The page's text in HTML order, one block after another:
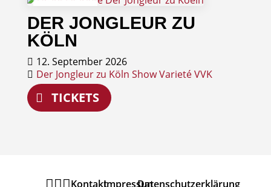
12
September
DER JONGLEUR ZU
KÖLN
12. September 2026
Der Jongleur zu Köln ShowVarietéVVK
TICKETS
KontaktImpressumDatenschutzerklärung